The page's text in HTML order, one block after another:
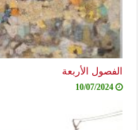
الفصول الأربعة
10/07/2024